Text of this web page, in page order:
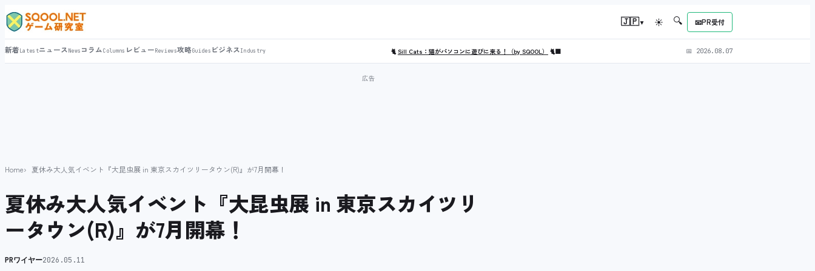
🇯🇵▾ ☀ 🔍 📧PR受付
新着LatestニュースNews コラムColumns レビューReviews攻略Guides ビジネスIndustry 🐈Sill Cats：猫がパソコンに遊びに来る！（by SQOOL） 🐈‍⬛ 📅 2026.08.07
Home 夏休み大人気イベント『大昆虫展 in 東京スカイツリータウン(R)』が7月開幕！
夏休み大人気イベント『大昆虫展 in 東京スカイツリ
ータウン(R)』が7月開幕！
PRワイヤー2026.05.11